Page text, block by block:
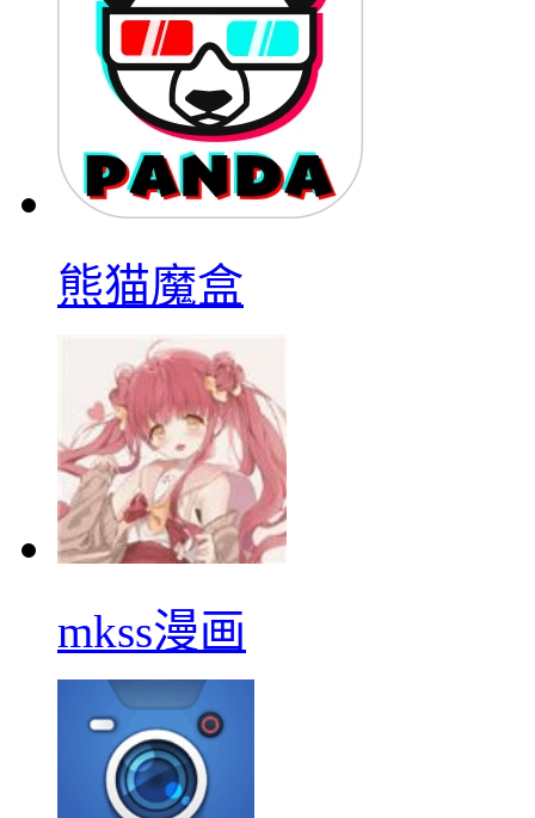
熊猫魔盒
mkss漫画